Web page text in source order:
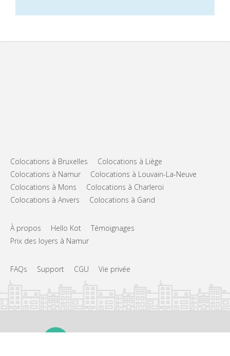
Colocations à Bruxelles
Colocations à Liège
Colocations à Namur
Colocations à Louvain-La-Neuve
Colocations à Mons
Colocations à Charleroi
Colocations à Anvers
Colocations à Gand
À propos Hello Kot
Témoignages
Prix des loyers à Namur
FAQs Support CGU Vie privée